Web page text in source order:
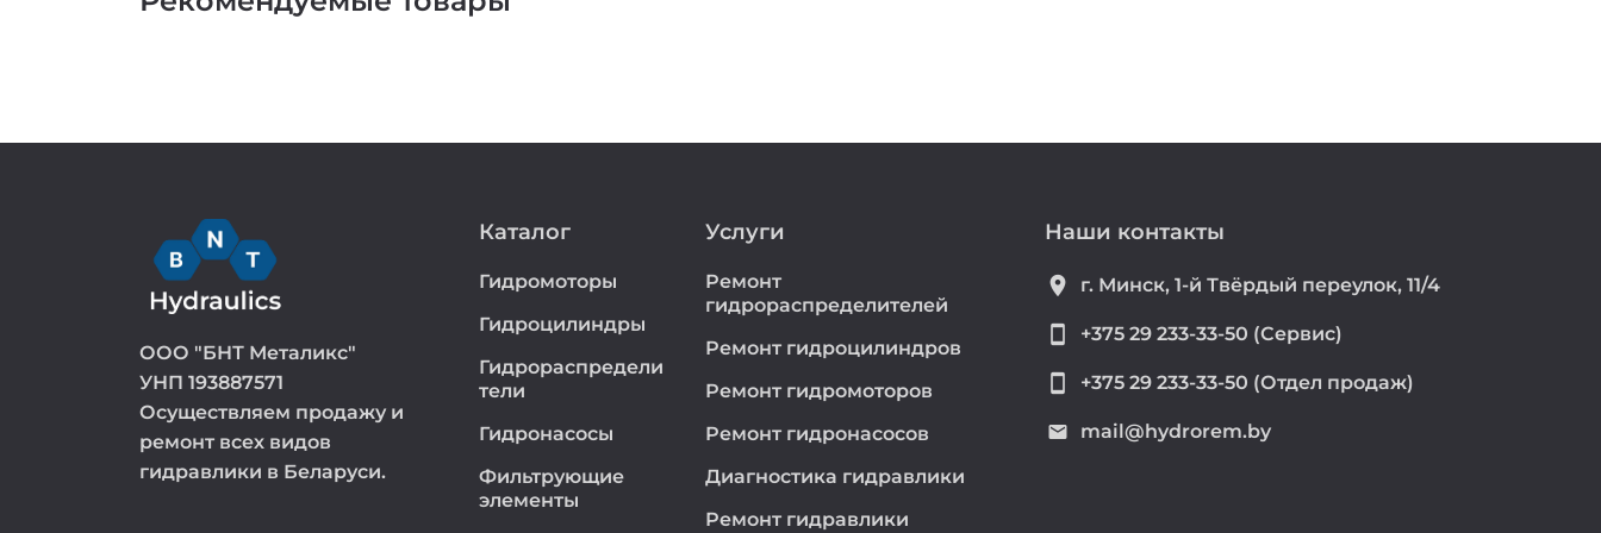
ООО "БНТ Металикс"
УНП 193887571
Осуществляем продажу и
ремонт всех видов
гидравлики в Беларуси.
Каталог
Гидромоторы
Гидроцилиндры
Гидрораспредели
тели
Гидронасосы
Фильтрующие
элементы
Услуги
Ремонт
гидрораспределителей
Ремонт гидроцилиндров
Ремонт гидромоторов
Ремонт гидронасосов
Диагностика гидравлики
Ремонт гидравлики
Наши контакты
location_on г. Минск, 1-й Твёрдый переулок, 11/4
smartphone +375 29 233-33-50 (Сервис)
smartphone +375 29 233-33-50 (Отдел продаж)
email mail@hydrorem.by